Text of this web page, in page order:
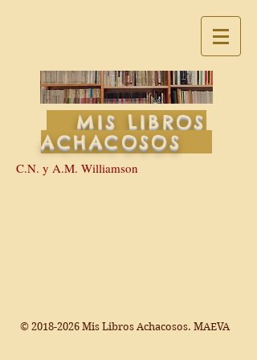
MIS LIBROS
ACHACOSOS
C.N. y A.M. Williamson
© 2018-2026 Mis Libros Achacosos. MAEVA